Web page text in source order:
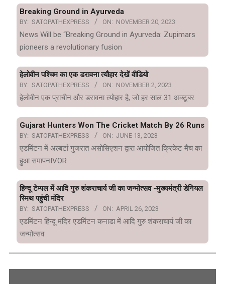
Breaking Ground in Ayurveda
BY: SATOPATHEXPRESS ON: NOVEMBER 20, 2023
News Will be “Breaking Ground in Ayurveda: Zupimars
pioneers a revolutionary fusion
हेलोवीन पश्चिम का एक डरावना त्यौहार देखें वीडियो
BY: SATOPATHEXPRESS ON: NOVEMBER 2, 2023
हेलोवीन एक प्राचीन और डरावना त्योहार है, जो हर साल 31 अक्टूबर
Gujarat Hunters Won The Cricket Match By 26 Runs
BY: SATOPATHEXPRESS ON: JUNE 13, 2023
एडमिंटन में अल्बर्टा गुजरात असोसिएशन द्वारा आयोजित क्रिकेट मैच का
हुआ समापनIVOR
हिन्दू टेम्पल में आदि गुरु शंकराचार्य जी का जन्मोत्सव -मुख्यमंत्री डेनियल
स्मिथ पहुंची मंदिर
BY: SATOPATHEXPRESS ON: APRIL 26, 2023
एडमिंटन हिन्दू मंदिर एडमिंटन कनाडा में आदि गुरु शंकराचार्य जी का
जन्मोत्सव